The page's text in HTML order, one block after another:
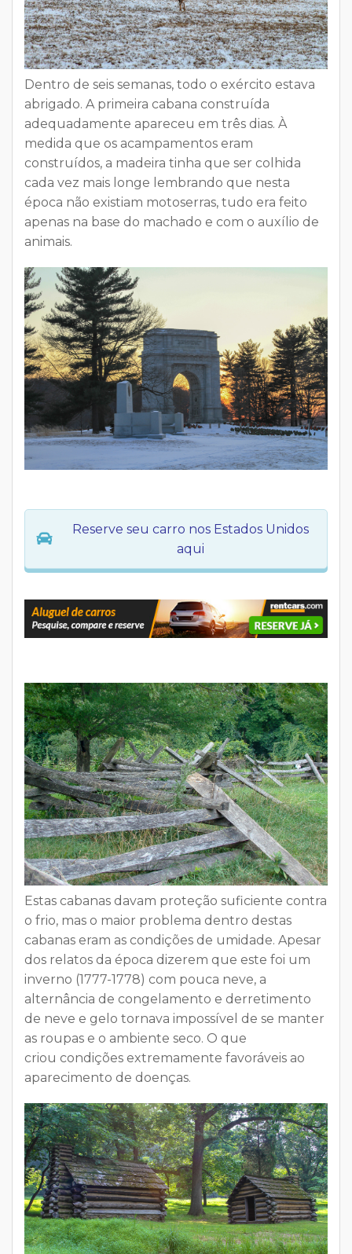
Dentro de seis semanas, todo o exército estava
abrigado. A primeira cabana construída
adequadamente apareceu em três dias. À
medida que os acampamentos eram
construídos, a madeira tinha que ser colhida
cada vez mais longe lembrando que nesta
época não existiam motoserras, tudo era feito
apenas na base do machado e com o auxílio de
animais.
Reserve seu carro nos Estados Unidos
aqui
Estas cabanas davam proteção suficiente contra
o frio, mas o maior problema dentro destas
cabanas eram as condições de umidade. Apesar
dos relatos da época dizerem que este foi um
inverno (1777-1778) com pouca neve, a
alternância de congelamento e derretimento
de neve e gelo tornava impossível de se manter
as roupas e o ambiente seco. O que
criou condições extremamente favoráveis ao
aparecimento de doenças.